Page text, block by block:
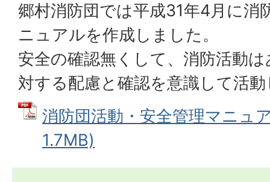
郷村消防団では平成31年4月に消
ニュアルを作成しました。
安全の確認無くして、消防活動
対する配慮と確認を意識して活
消防団活動・安全管理マニュ
1.7MB)